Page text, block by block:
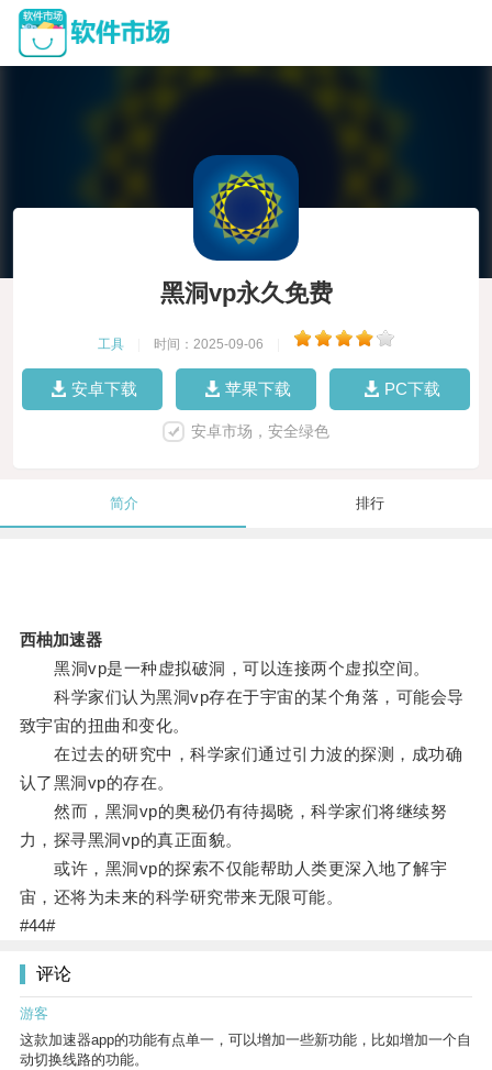
黑洞vp永久免费
工具 时间：2025-09-06
安卓下载 苹果下载 PC下载
安卓市场，安全绿色
简介 排行
西柚加速器
黑洞vp是一种虚拟破洞，可以连接两个虚拟空间。
科学家们认为黑洞vp存在于宇宙的某个角落，可能会导
致宇宙的扭曲和变化。
在过去的研究中，科学家们通过引力波的探测，成功确
认了黑洞vp的存在。
然而，黑洞vp的奥秘仍有待揭晓，科学家们将继续努
力，探寻黑洞vp的真正面貌。
或许，黑洞vp的探索不仅能帮助人类更深入地了解宇
宙，还将为未来的科学研究带来无限可能。
#44#
评论
游客
这款加速器app的功能有点单一，可以增加一些新功能，比如增加一个自
动切换线路的功能。